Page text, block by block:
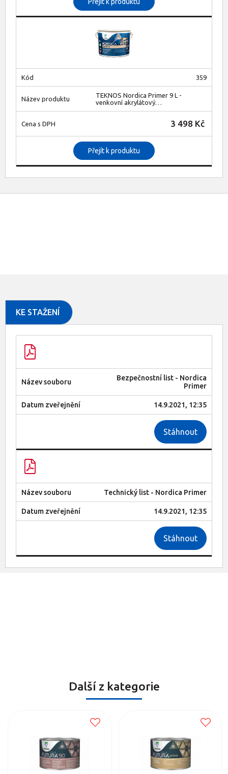
KE STAŽENÍ
Bezpečnostní list - Nordica
Primer
14.9.2021, 12:35
Stáhnout
Technický list - Nordica Primer
14.9.2021, 12:35
Stáhnout
359
TEKNOS Nordica Primer 9 L -
venkovní akrylátový…
3 498 Kč
Přejít k produktu
Další z kategorie